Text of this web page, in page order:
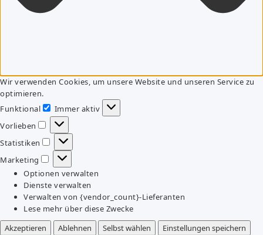
Wir verwenden Cookies, um unsere Website und unseren Service zu
optimieren.
Funktional
Funktional
Immer aktiv
Vorlieben
Vorlieben
Statistiken
Statistiken
Marketing
Marketing
Optionen verwalten
Dienste verwalten
Verwalten von {vendor_count}-Lieferanten
Lese mehr über diese Zwecke
Akzeptieren
Ablehnen Selbst wählen
Einstellungen speichern